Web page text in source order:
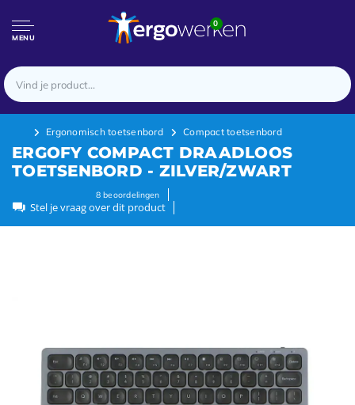
MENU
0
Ergonomisch toetsenbord Compact toetsenbord
ERGOFY COMPACT DRAADLOOS
TOETSENBORD - ZILVER/ZWART
8beoordelingen
Stel je vraag over dit product